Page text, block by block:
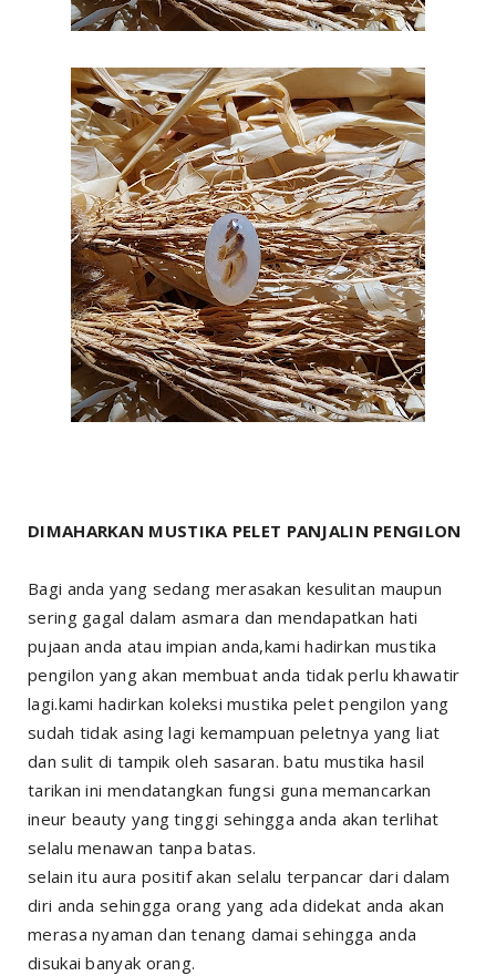
DIMAHARKAN MUSTIKA PELET PANJALIN PENGILON
Bagi anda yang sedang merasakan kesulitan maupun
sering gagal dalam asmara dan mendapatkan hati
pujaan anda atau impian anda,kami hadirkan mustika
pengilon yang akan membuat anda tidak perlu khawatir
lagi.kami hadirkan koleksi mustika pelet pengilon yang
sudah tidak asing lagi kemampuan peletnya yang liat
dan sulit di tampik oleh sasaran. batu mustika hasil
tarikan ini mendatangkan fungsi guna memancarkan
ineur beauty yang tinggi sehingga anda akan terlihat
selalu menawan tanpa batas.
selain itu aura positif akan selalu terpancar dari dalam
diri anda sehingga orang yang ada didekat anda akan
merasa nyaman dan tenang damai sehingga anda
disukai banyak orang.